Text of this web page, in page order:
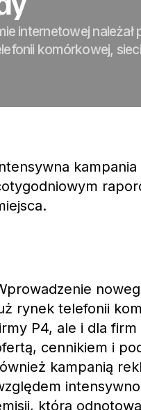
internetowej
komórkowej,
rynek telefonii
P4, ale i dla
cennikiem i
kampanią
którą